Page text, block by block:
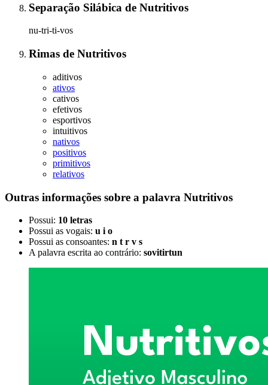
Separação Silábica de Nutritivos
nu-tri-ti-vos
Rimas de Nutritivos
aditivos
ativos
cativos
efetivos
esportivos
intuitivos
nativos
positivos
primitivos
relativos
Outras informações sobre a palavra Nutritivos
Possui: 10 letras
Possui as vogais: u i o
Possui as consoantes: n t r v s
A palavra escrita ao contrário: sovitirtun